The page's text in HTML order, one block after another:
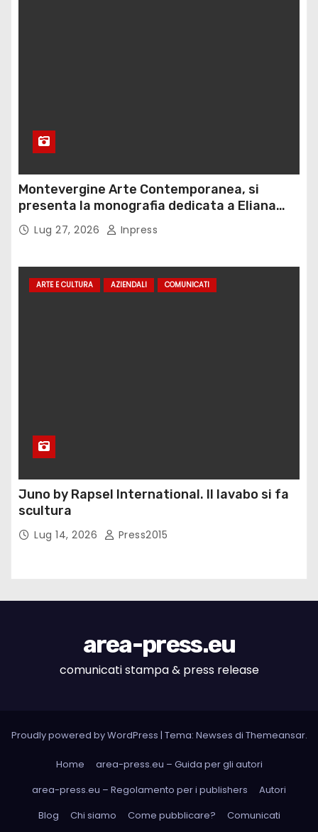
Montevergine Arte Contemporanea, si
presenta la monografia dedicata a Eliana
Adorno
Lug 27, 2026 Inpress
ARTE E CULTURA AZIENDALI COMUNICATI
Juno by Rapsel International. Il lavabo si fa
scultura
Lug 14, 2026 Press2015
area-press.eu
comunicati stampa & press release
Proudly powered by WordPress | Tema: Newses di Themeansar.
Home
area-press.eu – Guida per gli autori
area-press.eu – Regolamento per i publishers
Autori
Blog
Chi siamo Come pubblicare? Comunicati